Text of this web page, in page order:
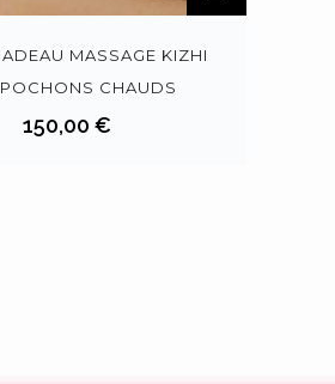
MASSAGE KIZHI
CHAUDS
150,00 €